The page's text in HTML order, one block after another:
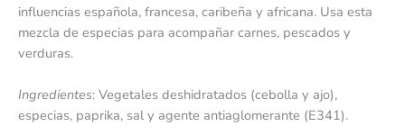
influencias española, francesa, caribeña y africana. Usa esta
mezcla de especias para acompañar carnes, pescados y
verduras.
Ingredientes: Vegetales deshidratados (cebolla y ajo),
especias, paprika, sal y agente antiaglomerante (E341).